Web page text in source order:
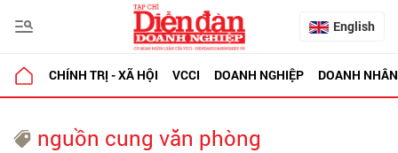
English
CHÍNH TRỊ - XÃ HỘI VCCI DOANH NGHIỆP DOANH NHÂN
nguồn cung văn phòng